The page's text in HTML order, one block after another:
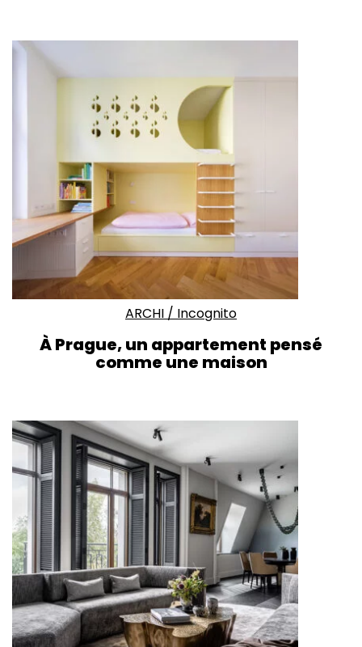
ARCHI / Incognito
À Prague, un appartement pensé
comme une maison